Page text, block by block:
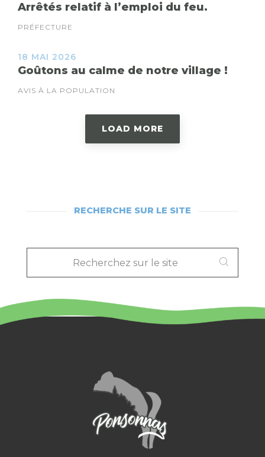
Arrêtés relatif à l’emploi du feu.
PRÉFECTURE
18 MAI 2026
Goûtons au calme de notre village !
AVIS À LA POPULATION
LOAD MORE
RECHERCHE SUR LE SITE
RECHERCHEZ
LE
SITE